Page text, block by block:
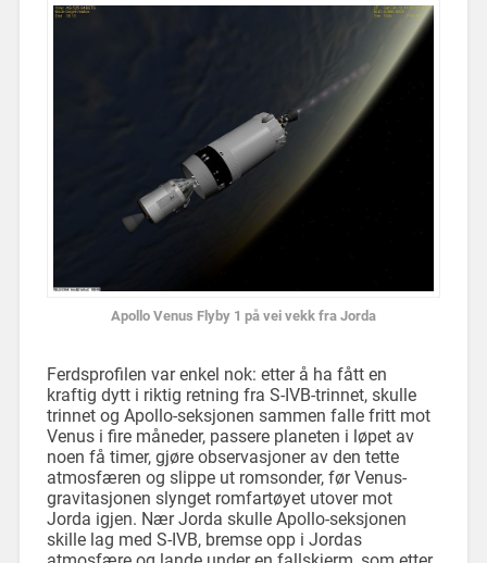
Apollo Venus Flyby 1 på vei vekk fra Jorda
Ferdsprofilen var enkel nok: etter å ha fått en
kraftig dytt i riktig retning fra S-IVB-trinnet, skulle
trinnet og Apollo-seksjonen sammen falle fritt mot
Venus i fire måneder, passere planeten i løpet av
noen få timer, gjøre observasjoner av den tette
atmosfæren og slippe ut romsonder, før Venus-
gravitasjonen slynget romfartøyet utover mot
Jorda igjen. Nær Jorda skulle Apollo-seksjonen
skille lag med S-IVB, bremse opp i Jordas